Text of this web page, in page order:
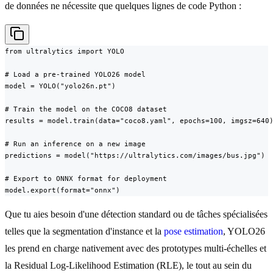
de données ne nécessite que quelques lignes de code Python :
from ultralytics import YOLO
# Load a pre-trained YOLO26 model
model = YOLO("yolo26n.pt")
# Train the model on the COCO8 dataset
results = model.train(data="coco8.yaml", epochs=100, imgsz=640)
# Run an inference on a new image
predictions = model("https://ultralytics.com/images/bus.jpg")
# Export to ONNX format for deployment
model.export(format="onnx")
Que tu aies besoin d'une détection standard ou de tâches spécialisées
telles que la segmentation d'instance et la pose estimation, YOLO26
les prend en charge nativement avec des prototypes multi-échelles et
la Residual Log-Likelihood Estimation (RLE), le tout au sein du